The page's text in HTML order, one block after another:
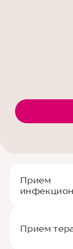
Прием
Прием